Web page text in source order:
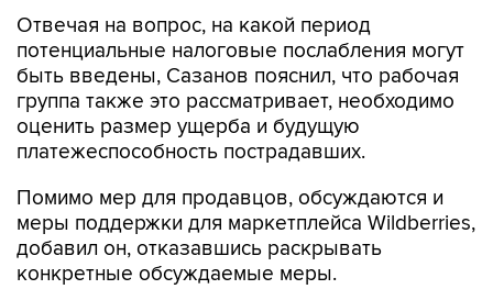
Отвечая на вопрос, на какой период
потенциальные налоговые послабления могут
быть введены, Сазанов пояснил, что рабочая
группа также это рассматривает, необходимо
оценить размер ущерба и будущую
платежеспособность пострадавших.
Помимо мер для продавцов, обсуждаются и
меры поддержки для маркетплейса Wildberries,
добавил он, отказавшись раскрывать
конкретные обсуждаемые меры.